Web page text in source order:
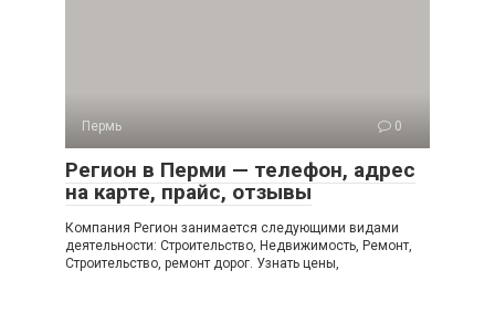
Пермь 0
Регион в Перми — телефон, адрес
на карте, прайс, отзывы
Компания Регион занимается следующими видами
деятельности: Строительство, Недвижимость, Ремонт,
Строительство, ремонт дорог. Узнать цены,